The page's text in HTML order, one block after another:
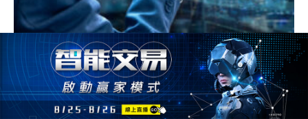
如何看懂選擇權T字報價表，什麼是買權賣權，價內或價